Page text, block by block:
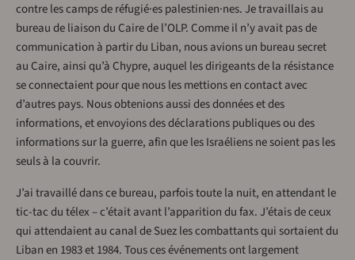
contre les camps de réfugié·es palestinien·nes. Je travaillais au
bureau de liaison du Caire de l’OLP. Comme il n’y avait pas de
communication à partir du Liban, nous avions un bureau secret
au Caire, ainsi qu’à Chypre, auquel les dirigeants de la résistance
se connectaient pour que nous les mettions en contact avec
d’autres pays. Nous obtenions aussi des données et des
informations, et envoyions des déclarations publiques ou des
informations sur la guerre, afin que les Israéliens ne soient pas les
seuls à la couvrir.
J’ai travaillé dans ce bureau, parfois toute la nuit, en attendant le
tic-tac du télex – c’était avant l’apparition du fax. J’étais de ceux
qui attendaient au canal de Suez les combattants qui sortaient du
Liban en 1983 et 1984. Tous ces événements ont largement